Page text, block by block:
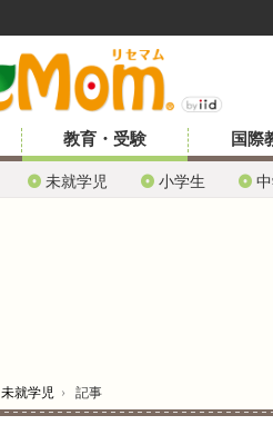
教育・受験
未就学児 小学生
国際
未就学児 › 記事